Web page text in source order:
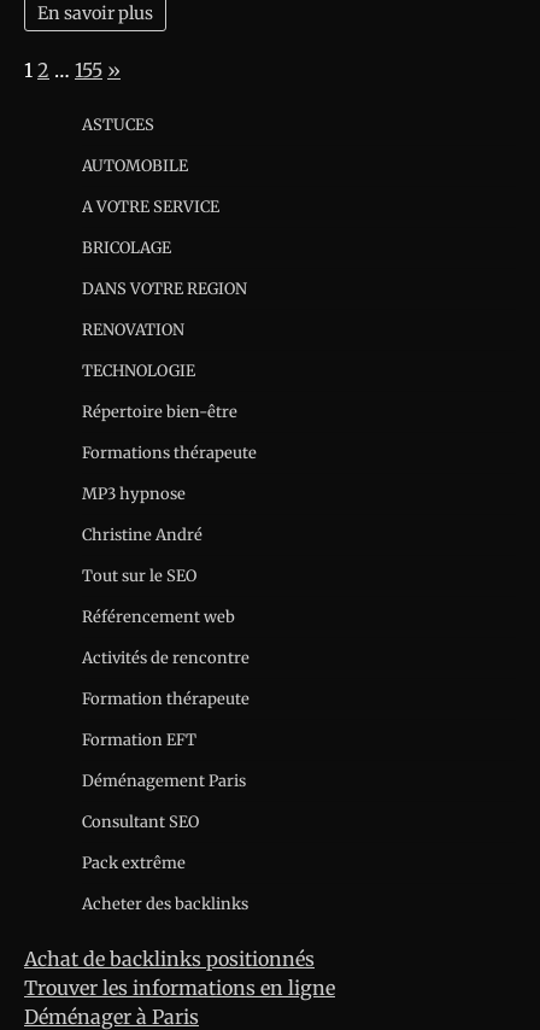
En savoir plus
Page:
1 2 … 155 Next
»
ASTUCES
AUTOMOBILE
A VOTRE SERVICE
BRICOLAGE
DANS VOTRE REGION
RENOVATION
TECHNOLOGIE
Répertoire bien-être
Formations thérapeute
MP3 hypnose
Christine André
Tout sur le SEO
Référencement web
Activités de rencontre
Formation thérapeute
Formation EFT
Déménagement Paris
Consultant SEO
Pack extrême
Acheter des backlinks
Achat de backlinks positionnés
Trouver les informations en ligne
Déménager à Paris